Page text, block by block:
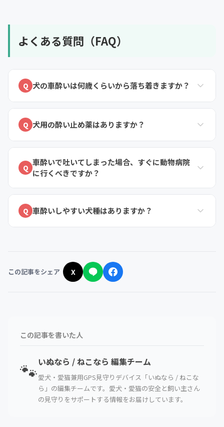
よくある質問（FAQ）
Q 犬の車酔いは何歳くらいから落ち着きますか？
Q 犬用の酔い止め薬はありますか？
Q
車酔いで吐いてしまった場合、すぐに動物病院
に行くべきですか？
Q 車酔いしやすい犬種はありますか？
この記事をシェア X
この記事を書いた人
🐾いぬなら / ねこなら 編集チーム
愛犬・愛猫兼用GPS見守りデバイス「いぬなら / ねこな
ら」の編集チームです。愛犬・愛猫の安全と飼い主さん
の見守りをサポートする情報をお届けしています。